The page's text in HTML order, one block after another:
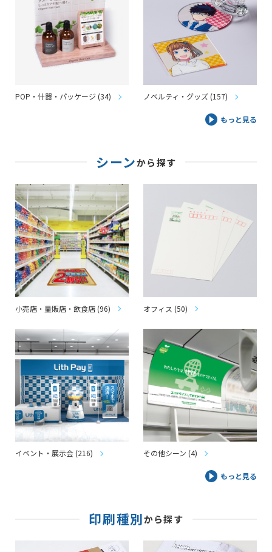
POP・什器・パッケージ (34) ノベルティ・グッズ (157)
もっと見る
シーンから探す
小売店・量販店・飲食店 (96) オフィス (50)
イベント・展示会 (216) その他シーン (4)
もっと見る
印刷種別から探す